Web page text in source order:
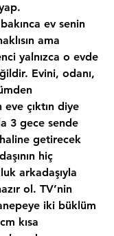
ev senin
ama
yalnızca o evde
Evini, odanı,
eve çıktın diye
3 gece sende
haline getirecek
hiç
arkadaşıyla
ol. TV’nin
iki büklüm
kısa